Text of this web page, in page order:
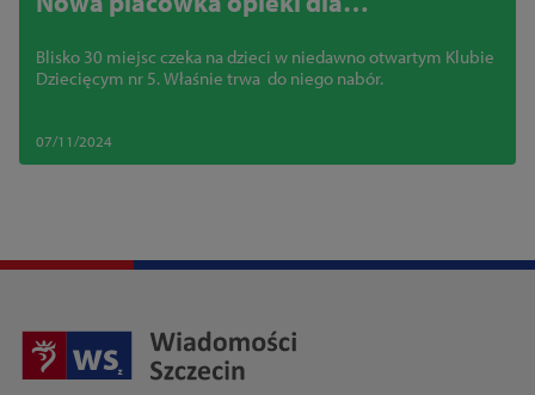
Blisko 30 miejsc czeka na dzieci w niedawno otwartym Klubie
Dziecięcym nr 5. Właśnie trwa do niego nabór.
07/11/2024